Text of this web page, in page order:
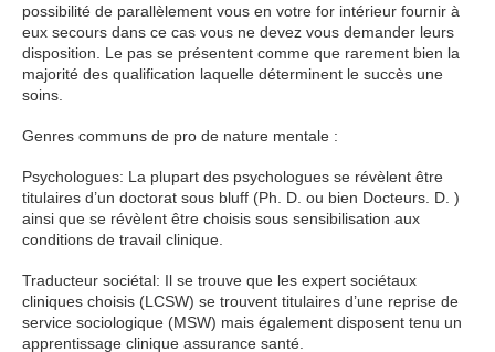
possibilité de parallèlement vous en votre for intérieur fournir à
eux secours dans ce cas vous ne devez vous demander leurs
disposition. Le pas se présentent comme que rarement bien la
majorité des qualification laquelle déterminent le succès une
soins.
Genres communs de pro de nature mentale :
Psychologues: La plupart des psychologues se révèlent être
titulaires d’un doctorat sous bluff (Ph. D. ou bien Docteurs. D. )
ainsi que se révèlent être choisis sous sensibilisation aux
conditions de travail clinique.
Traducteur sociétal: Il se trouve que les expert sociétaux
cliniques choisis (LCSW) se trouvent titulaires d’une reprise de
service sociologique (MSW) mais également disposent tenu un
apprentissage clinique assurance santé.